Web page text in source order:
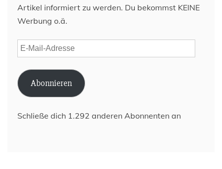
Artikel informiert zu werden. Du bekommst KEINE
Werbung o.ä.
E-
Mail-
Adresse
Abonnieren
Schließe dich 1.292 anderen Abonnenten an